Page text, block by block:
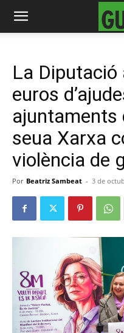
La
euros
ajuntaments
seua Xarxa
violència de
Por Beatriz Sambeat - 3 de